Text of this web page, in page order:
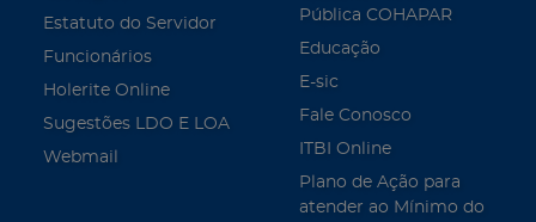
Estatuto do Servidor
Funcionários
Holerite Online
Sugestões LDO E LOA
Webmail
Pública COHAPAR
Educação
E-sic
Fale Conosco
ITBI Online
Plano de Ação para
atender ao Mínimo do